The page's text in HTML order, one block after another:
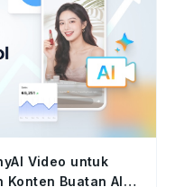
Video untuk
Konten Buatan AI